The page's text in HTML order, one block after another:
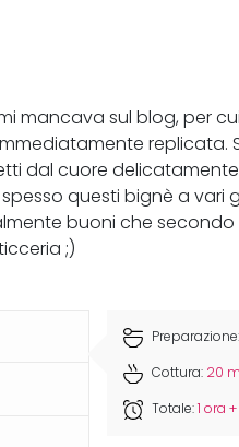
mancava sul blog, per
replicata.
dal cuore
questi bignè a vari
buoni che secondo
;)
Cottura: 20
Totale:1 ora